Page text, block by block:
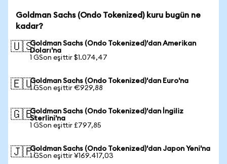
Goldman Sachs (Ondo Tokenized) kuru bugün ne
kadar?
🇺🇸Goldman Sachs (Ondo Tokenized)'dan Amerikan
Doları'na
1 GSon eşittir $1.074,47
🇪🇺Goldman Sachs (Ondo Tokenized)'dan Euro'na
1 GSon eşittir €929,88
🇬🇧Goldman Sachs (Ondo Tokenized)'dan İngiliz
Sterlini'na
1 GSon eşittir £797,85
🇯🇵Goldman Sachs (Ondo Tokenized)'dan Japon Yeni'na
1 GSon eşittir ¥169.417,03